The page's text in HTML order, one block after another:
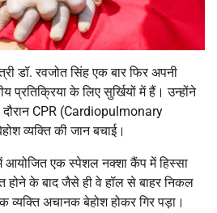
डॉ. रवजोत सिंह एक बार फिर अपनी
प्रतिक्रिया के लिए सुर्खियों में हैं। उन्होंने
CPR (Cardiopulmonary
व्यक्ति की जान बचाई।
आयोजित एक स्पेशल नक्शा कैंप में हिस्सा
होने के बाद जैसे ही वे हॉल से बाहर निकल
व्यक्ति अचानक बेहोश होकर गिर पड़ा।